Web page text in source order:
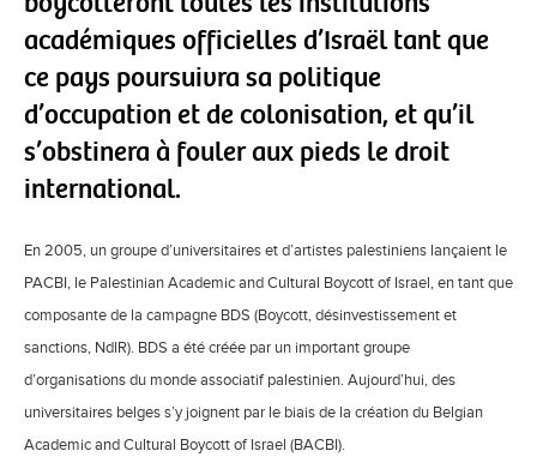
académiques officielles d’Israël tant que
ce pays poursuivra sa politique
d’occupation et de colonisation, et qu’il
s’obstinera à fouler aux pieds le droit
international.
En 2005, un groupe d’universitaires et d’artistes palestiniens lançaient le
PACBI, le Palestinian Academic and Cultural Boycott of Israel, en tant que
composante de la campagne BDS (Boycott, désinvestissement et
sanctions, NdlR). BDS a été créée par un important groupe
d’organisations du monde associatif palestinien. Aujourd’hui, des
universitaires belges s’y joignent par le biais de la création du Belgian
Academic and Cultural Boycott of Israel (BACBI).